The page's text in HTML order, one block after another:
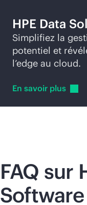
HPE Data
Simplifiez la
potentiel et
l’edge au cloud.
En savoir plus
FAQ sur
Software